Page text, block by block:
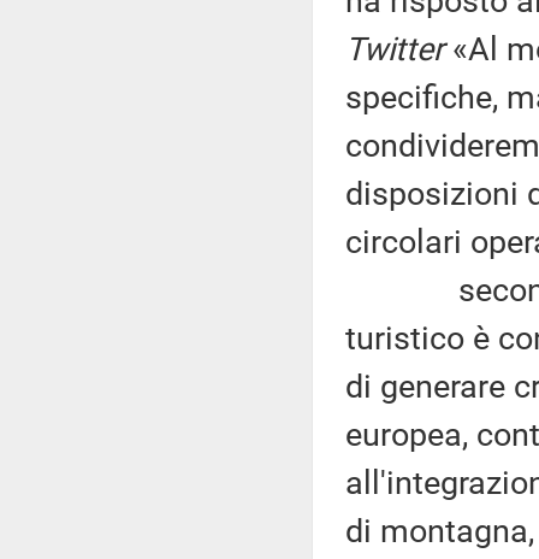
Twitter«Al
specifiche,
disposizioni
circolari
secondo
turistico è
di generare
europea,
di